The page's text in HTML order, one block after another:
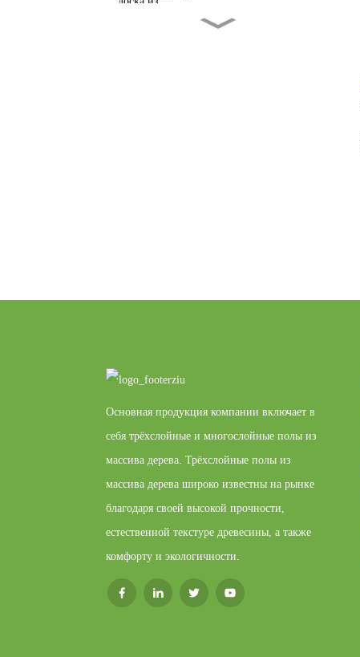
Трехслойный паркет из
Основная продукция компании включает в
себя трёхслойные и многослойные полы из
массива дерева. Трёхслойные полы из
массива дерева широко известны на рынке
благодаря своей высокой прочности,
естественной текстуре древесины, а также
комфорту и экологичности.